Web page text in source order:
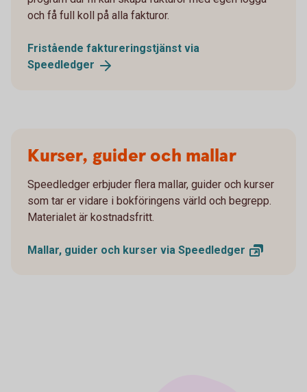
och få full koll på alla fakturor.
Fristående faktureringstjänst via
Speedledger
Kurser, guider och mallar
Speedledger erbjuder flera mallar, guider och kurser
som tar er vidare i bokföringens värld och begrepp.
Materialet är kostnadsfritt.
Mallar, guider och kurser via Speedledger